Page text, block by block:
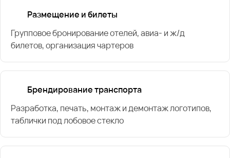
Размещение и билеты
Групповое бронирование отелей, авиа- и ж/д
билетов, организация чартеров
Брендирование транспорта
Разработка, печать, монтаж и демонтаж логотипов,
таблички под лобовое стекло